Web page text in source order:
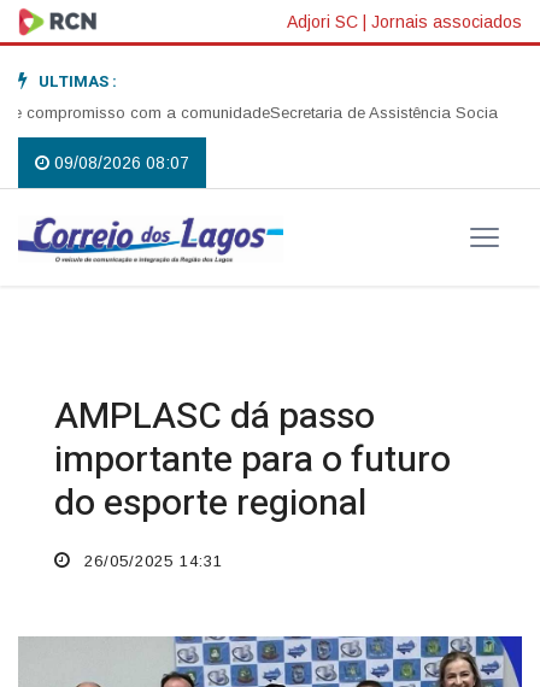
Adjori SC | Jornais associados
ULTIMAS :
com a comunidadeSecretaria de Assistência Social realiza
09/08/2026 08:07
AMPLASC dá passo
importante para o futuro
do esporte regional
26/05/2025 14:31